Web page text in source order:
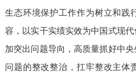
生态环境保护工作作为树立和践
容，以实干实绩实效为中国式现
加突出问题导向，高质量抓好中
问题的整改整治，扛牢整改主体